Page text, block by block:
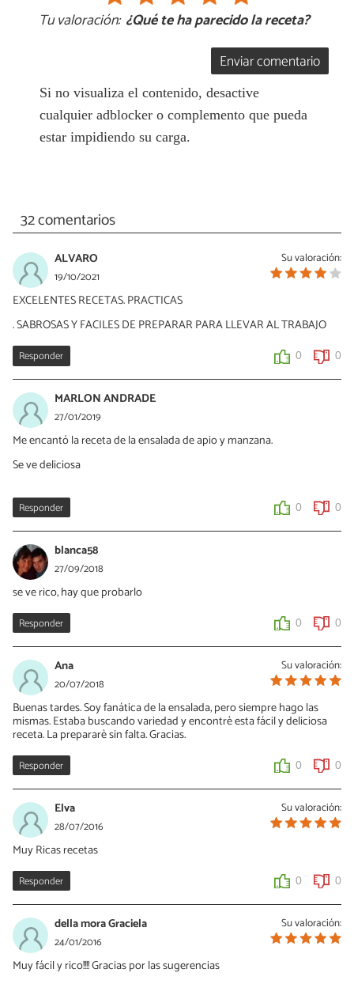
Tu valoración: ¿Qué te ha parecido la receta?
Enviar comentario
Si no visualiza el contenido, desactive
cualquier adblocker o complemento que pueda
estar impidiendo su carga.
32 comentarios
Su valoración:
ALVARO
19/10/2021
EXCELENTES RECETAS. PRACTICAS
. SABROSAS Y FACILES DE PREPARAR PARA LLEVAR AL TRABAJO
Responder 0 0
MARLON ANDRADE
27/01/2019
Me encantó la receta de la ensalada de apio y manzana.
Se ve deliciosa
Responder 0 0
blanca58
27/09/2018
se ve rico, hay que probarlo
Responder 0 0
Su valoración:
Ana
20/07/2018
Buenas tardes. Soy fanática de la ensalada, pero siempre hago las
mismas. Estaba buscando variedad y encontrè esta fácil y deliciosa
receta. La prepararè sin falta. Gracias.
Responder 0 0
Su valoración:
Elva
28/07/2016
Muy Ricas recetas
Responder 0 0
Su valoración:
della mora Graciela
24/01/2016
Muy fácil y rico!!!! Gracias por las sugerencias